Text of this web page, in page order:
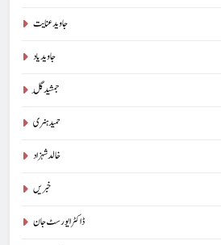
جاوید عنایت
جاوید یاد
جمشید گِل
حمید ہنری
خالد شہزاد
خبریں
ڈاکٹر ایورسٹ جان